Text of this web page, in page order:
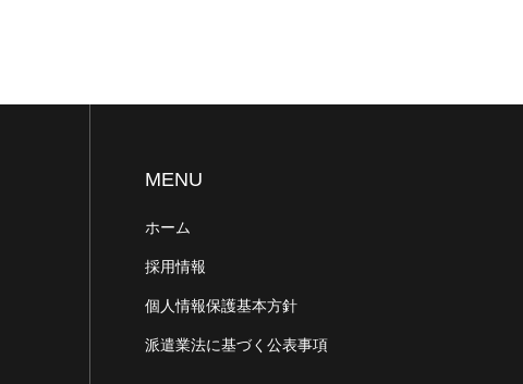
MENU
ホーム
採用情報
個人情報保護基本方針
派遣業法に基づく公表事項